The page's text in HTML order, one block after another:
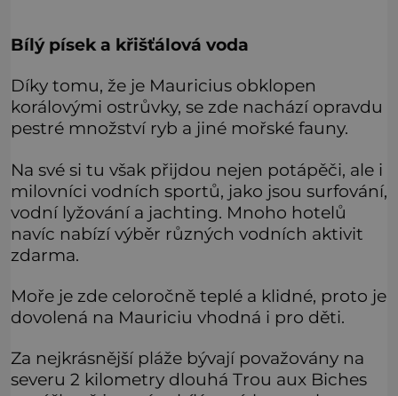
Bílý písek a křišťálová voda
Díky tomu, že je Mauricius obklopen
korálovými ostrůvky, se zde nachází opravdu
pestré množství ryb a jiné mořské fauny.
Na své si tu však přijdou nejen potápěči, ale i
milovníci vodních sportů, jako jsou surfování,
vodní lyžování a jachting. Mnoho hotelů
navíc nabízí výběr různých vodních aktivit
zdarma.
Moře je zde celoročně teplé a klidné, proto je
dovolená na Mauriciu vhodná i pro děti.
Za nejkrásnější pláže bývají považovány na
severu 2 kilometry dlouhá Trou aux Biches